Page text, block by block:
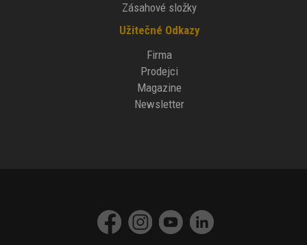
Zásahové složky
Užitečné Odkazy
Firma
Prodejci
Magazine
Newsletter